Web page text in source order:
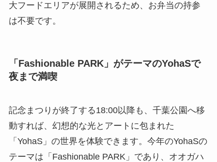
大フードエリアが展開されるため、お弁当の持参
は不要です。
「Fashionable PARK」がテーマのYohaSで
夜まで満喫
記念まつりが終了する18:00以降も、千葉公園へ移
動すれば、幻想的な光とアートに包まれた
「YohaS」の世界を体験できます。今年のYohaSの
テーマは「Fashionable PARK」であり、オオガハ